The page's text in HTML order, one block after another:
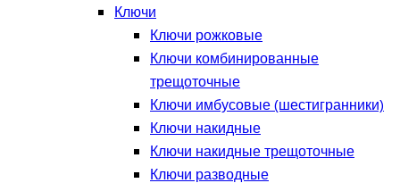
Ключи
Ключи рожковые
Ключи комбинированные
трещоточные
Ключи имбусовые (шестигранники)
Ключи накидные
Ключи накидные трещоточные
Ключи разводные